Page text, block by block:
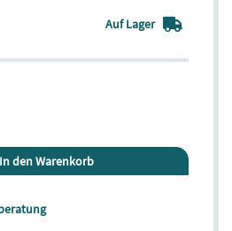
Auf Lager
den Warenkorb